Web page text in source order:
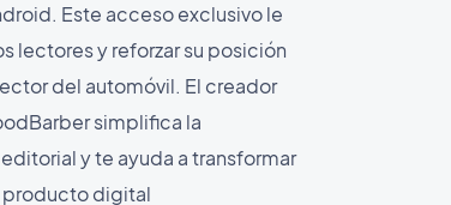
Este acceso exclusivo le
lectores y reforzar su posición
del automóvil. El creador
simplifica la
y te ayuda a transformar
producto digital